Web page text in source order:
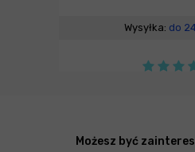
Wysyłka: do
Możesz być